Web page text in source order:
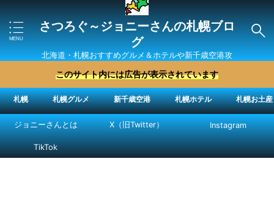
さつろぐ～ジョニーさんの札幌ブロ
グ
北海道・札幌おすすめグルメ＆ホテルや新千歳空港攻
略法を紹介 ″ジョニーさん“で検索
このサイト内には広告が表示されています
札幌 札幌グルメ 新千歳空港 札幌ホテル 札幌お土産
ジョニーさんとは X（旧Twitter） Instagram
TikTok